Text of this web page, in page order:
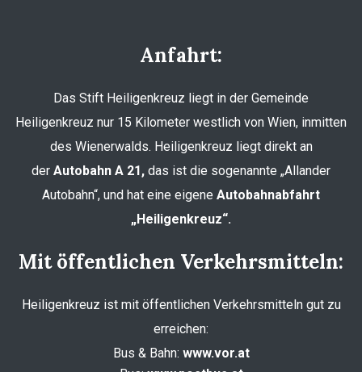
Anfahrt:
Das Stift Heiligenkreuz liegt in der Gemeinde
Heiligenkreuz nur 15 Kilometer westlich von Wien, inmitten
des Wienerwalds. Heiligenkreuz liegt direkt an
der Autobahn A 21, das ist die sogenannte „Allander
Autobahn“, und hat eine eigene Autobahnabfahrt
„Heiligenkreuz“.
Mit öffentlichen Verkehrsmitteln:
Heiligenkreuz ist mit öffentlichen Verkehrsmitteln gut zu
erreichen:
Bus & Bahn: www.vor.at